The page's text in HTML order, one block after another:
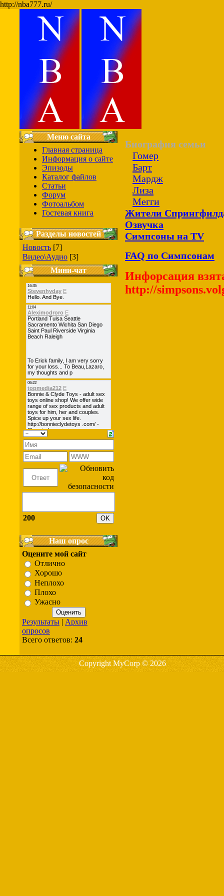
http://nba777.ru/
Меню сайта
Главная страница
Информация о сайте
Эпизоды
Каталог файлов
Статьи
Форум
Фотоальбом
Гостевая книга
Разделы новостей
Новость [7]
Видео\Аудио [3]
Мини-чат
200
Наш опрос
Оцените мой сайт
Отлично
Хорошо
Неплохо
Плохо
Ужасно
Результаты | Архив
опросов
Всего ответов: 24
Биография семьи
Гомер
Барт
Мардж
Лиза
Мегги
Жители
Озвучка
Симпсоны на TV
FAQ по Симпсонам
Инфорсация
http://
Copyright MyCorp © 2026